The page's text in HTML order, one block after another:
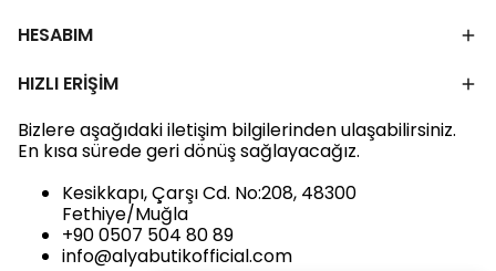
HESABIM
HIZLI ERİŞİM
Bizlere aşağıdaki iletişim bilgilerinden ulaşabilirsiniz.
En kısa sürede geri dönüş sağlayacağız.
Kesikkapı, Çarşı Cd. No:208, 48300
Fethiye/Muğla
+90 0507 504 80 89
info@alyabutikofficial.com